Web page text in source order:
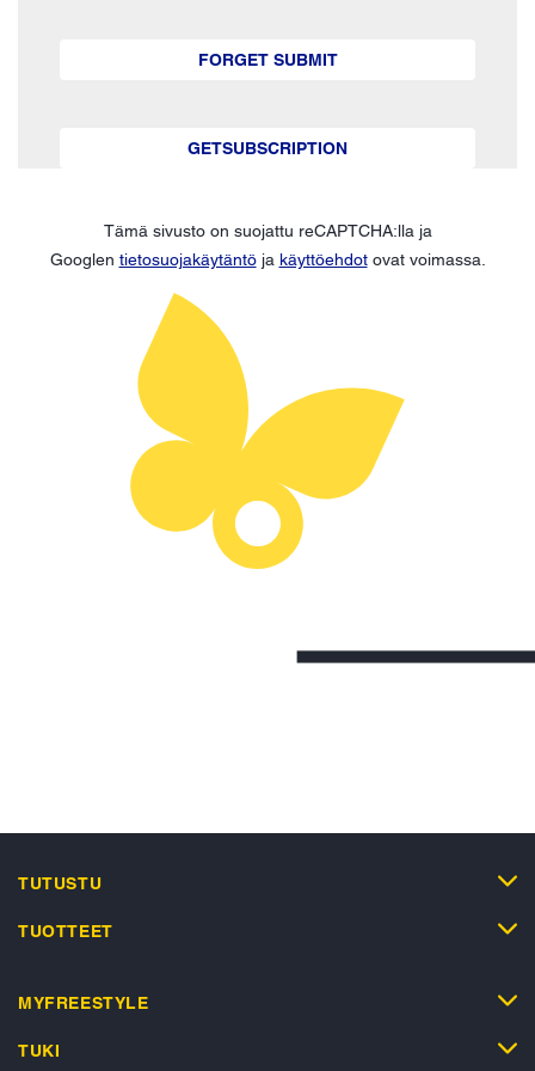
FORGET SUBMIT
GETSUBSCRIPTION
Tämä sivusto on suojattu reCAPTCHA:lla ja
Googlen tietosuojakäytäntöja käyttöehdotovat voimassa.
TUTUSTU
TUOTTEET
MYFREESTYLE
TUKI